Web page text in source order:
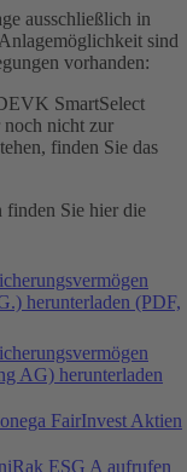
ausschließlich in
sind
vorhanden:
SmartSelect
nicht zur
finden Sie das
finden Sie hier die
herunterladen (PDF,
AG) herunterladen
FairInvest Aktien
ESG A aufrufen